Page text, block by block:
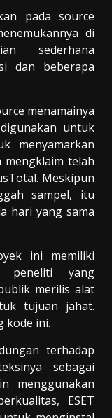
pada source
di
sederhana
dan beberapa
menamainya
untuk
menyamarkan
mengklaim telah
Meskipun
sampel, itu
hari yang sama
ini memiliki
peneliti yang
merilis alat
tujuan jahat.
kode ini.
terhadap
sebagai
menggunakan
ESET